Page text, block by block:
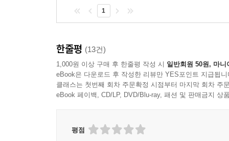
나는 한전에 온 이후 매년 초 그 해에 꼭 이뤄야
성원 간의 신뢰를 회복하고 외부와의 원활한 소통
해야 회사의 모든 기능이 제대로 돌아갈 수 있다는
공적인 이전 정착과 에너지밸리 조성, 에너지 신
이라는 변혁 속에서 한전이 에너지 생태계를 이끄
合大和)’를 내세웠다. 돌아보니 이 사자성어들이
노하우 등 연륜 있는 경영자의 빛나는 통찰을 얻을
온실가스를 줄이기 위한 ‘파리협정’이 탄생하
2030년까지 산업화 이전 대비 1.5도까지 낮추는
전망에 따라 세계 각국이 들썩거린다. 세계 에너
중국을 위시한 개발도상국의 추격을 뿌리치
1
한줄평 (13건)
1,000원 이상 구매 후 한줄평 작성 시 일반회원 50원, 마니
eBook은 다운로드 후 작성한 리뷰만 YES포인트 지급됩니
클래스는 첫번째 회차 주문확정 시점부터 마지막 회차 주
eBook 페이백, CD/LP, DVD/Blu-ray, 패션 및 판매금지 상
평점